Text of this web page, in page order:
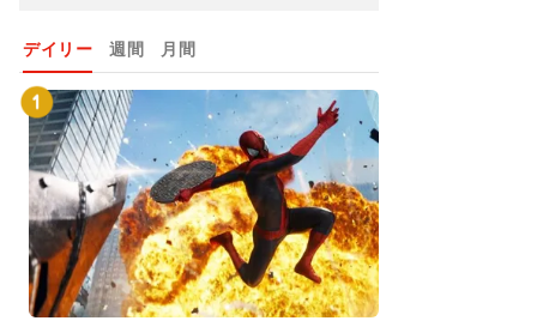
デイリー 週間 月間